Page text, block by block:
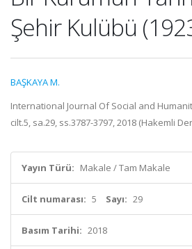
Şehir Kulübü
BAŞKAYA M.
International Journal Of Social and
cilt.5, sa.29, ss.3787-3797, 2018 (Hakemli
Yayın Türü: Makale / Tam Makale
Cilt numarası: 5 Sayı: 29
Basım Tarihi: 2018